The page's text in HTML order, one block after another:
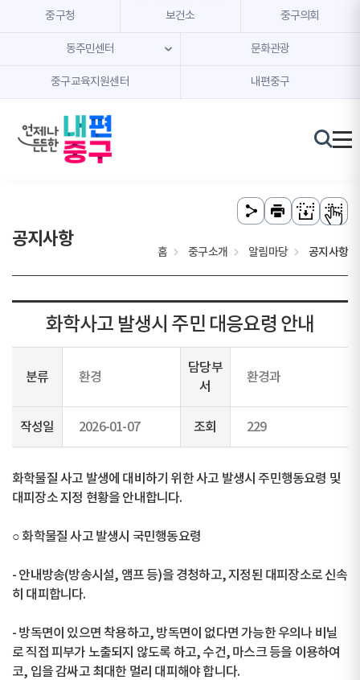
본문 내용 바로가기
주메뉴 바로가기
중구청 보건소 중구의회
동주민센터 문화관광
중구교육지원센터 내편중구
공지사항
홈 중구소개 알림마당 공지사항
화학사고 발생시 주민 대응요령 안내
분류 환경
담당부
서
환경과
작성일 2026-01-07 조회 229
화학물질 사고 발생에 대비하기 위한 사고 발생시 주민행동요령 및
대피장소 지정 현황을 안내합니다.
○ 화학물질 사고 발생시 국민행동요령
- 안내방송(방송시설, 앰프 등)을 경청하고, 지정된 대피장소로 신속
히 대피합니다.
- 방독면이 있으면 착용하고, 방독면이 없다면 가능한 우의나 비닐
로 직접 피부가 노출되지 않도록 하고, 수건, 마스크 등을 이용하여
코, 입을 감싸고 최대한 멀리 대피해야 합니다.